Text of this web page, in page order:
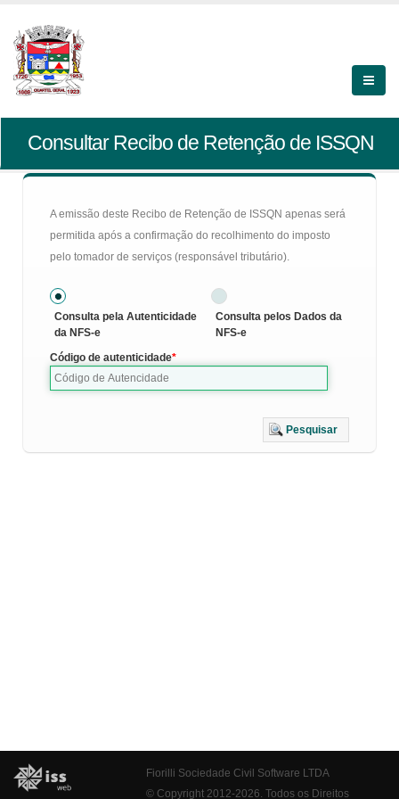
Consultar Recibo de Retenção de ISSQN
A emissão deste Recibo de Retenção de ISSQN apenas será
permitida após a confirmação do recolhimento do imposto
pelo tomador de serviços (responsável tributário).
Consulta pela Autenticidade
da NFS-e
Consulta pelos Dados da
NFS-e
Código de autenticidade
Pesquisar
Fiorilli Sociedade Civil Software LTDA
© Copyright 2012-2026. Todos os Direitos